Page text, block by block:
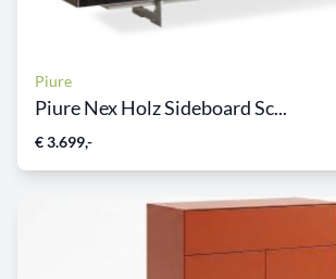
Piure
Piure Nex Holz Sideboard Sc...
€ 3.699,-